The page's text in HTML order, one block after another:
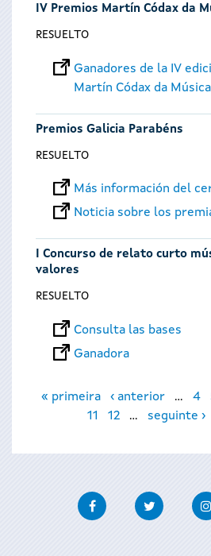
IV Premios Martín Códax da
RESUELTO
Ganadores de la IV
Martín Códax da Música
Premios Galicia Parabéns
RESUELTO
Más información del
Noticia sobre los
I Concurso de relato curto
valores
RESUELTO
Consulta las bases
Ganadora
Páginas
« primeira ‹ anterior … 4
11
12 … seguinte ›
FacebookTwitter